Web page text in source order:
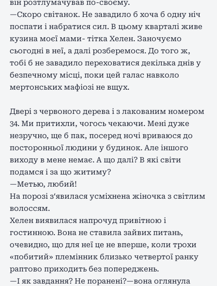
він розтлумачував по-своєму.
—Скоро світанок. Не завадило б хоча б одну ніч
поспати і набратися сил. В цьому кварталі живе
кузина моєї мами- тітка Хелен. Заночуємо
сьогодні в неї, а далі розберемося. До того ж,
тобі б не завадило переховатися декілька днів у
безпечному місці, поки цей галас навколо
мертонських мафіозі не вщух.
Двері з червоного дерева і з лакованим номером
34. Ми притихли, чогось чекаючи. Мені дуже
незручно, ще б пак, посеред ночі вриваюся до
посторонньої людини у будинок. Але іншого
виходу в мене немає. А що далі? В які світи
подамся і за що житиму?
—Метью, любий!
На порозі з‘явилася усміхнена жіночка з світлим
волоссям.
Хелен виявилася напрочуд привітною і
гостинною. Вона не ставила зайвих питань,
очевидно, що для неї це не вперше, коли трохи
«побитий» племінник близько четвертої ранку
раптово приходить без попереджень.
—І як завдання? Не поранені?—вона оглянула